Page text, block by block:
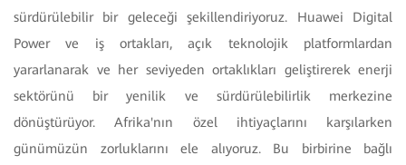
sürdürülebilir bir geleceği şekillendiriyoruz. Huawei Digital
Power ve iş ortakları, açık teknolojik platformlardan
yararlanarak ve her seviyeden ortaklıkları geliştirerek enerji
sektörünü bir yenilik ve sürdürülebilirlik merkezine
dönüştürüyor. Afrika'nın özel ihtiyaçlarını karşılarken
günümüzün zorluklarını ele alıyoruz. Bu birbirine bağlı